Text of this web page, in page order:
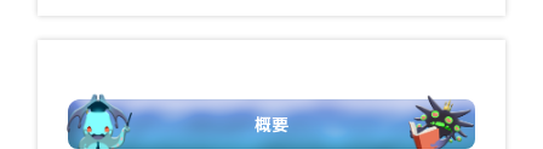
概要